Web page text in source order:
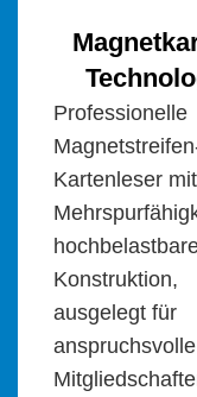
Professionelle
Kartenleser mit
Konstruktion,
ausgelegt für
anspruchsvolle